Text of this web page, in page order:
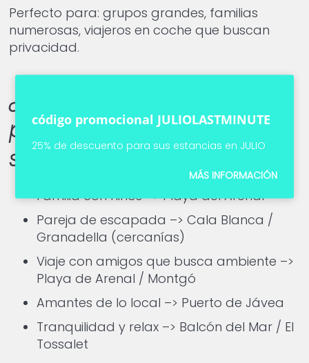
código promocional JULIOLASTMINUTE
25% de descuento para sus estancias en JULIO
MÁS INFORMACIÓN
Perfecto para: grupos grandes, familias
numerosas, viajeros en coche que buscan
privacidad.
¿Cuál sería la mejor zona
para alojarse en Jávea
según tu perfil?
Familia con niños –> Playa del Arenal
Pareja de escapada –> Cala Blanca /
Granadella (cercanías)
Viaje con amigos que busca ambiente –>
Playa de Arenal / Montgó
Amantes de lo local –> Puerto de Jávea
Tranquilidad y relax –> Balcón del Mar / El
Tossalet